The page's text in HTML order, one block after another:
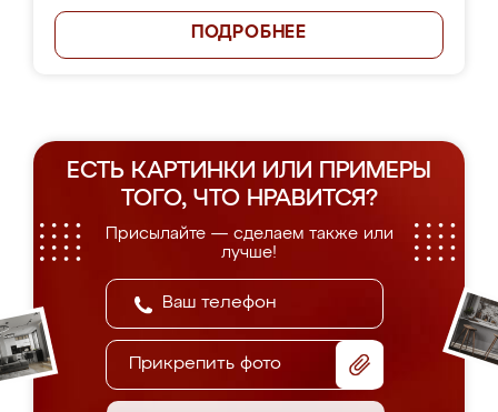
ПОДРОБНЕЕ
ЕСТЬ КАРТИНКИ ИЛИ ПРИМЕРЫ
ТОГО, ЧТО НРАВИТСЯ?
Присылайте — сделаем также или
лучше!
Прикрепить фото